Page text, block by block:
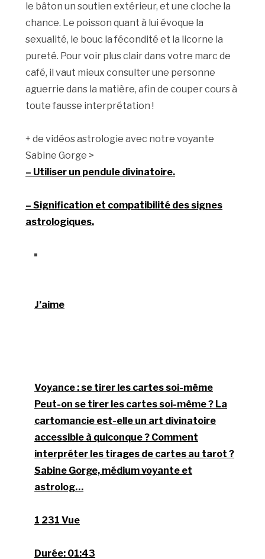
le bâton un soutien extérieur, et une cloche la
chance. Le poisson quant à lui évoque la
sexualité, le bouc la fécondité et la licorne la
pureté. Pour voir plus clair dans votre marc de
café, il vaut mieux consulter une personne
aguerrie dans la matière, afin de couper cours à
toute fausse interprétation !
+ de vidéos astrologie avec notre voyante
Sabine Gorge >
– Utiliser un pendule divinatoire.
– Signification et compatibilité des signes
astrologiques.
J’aime
Voyance : se tirer les cartes soi-même
Peut-on se tirer les cartes soi-même ? La
cartomancie est-elle un art divinatoire
accessible à quiconque ? Comment
interpréter les tirages de cartes au tarot ?
Sabine Gorge, médium voyante et
astrolog…
1 231 Vue
Durée: 01:43